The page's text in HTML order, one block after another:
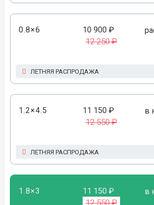
0.8×6 10 900 ₽
12 250 ₽
ЛЕТНЯЯ РАСПРОДАЖА
1.2×4.5 11 150 ₽
12 550 ₽
в
ЛЕТНЯЯ РАСПРОДАЖА
1.8×3 11 150 ₽
12 550 ₽
в